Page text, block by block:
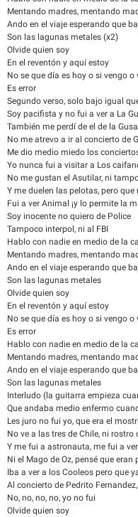
Mentando madres, mentando
Ando en el viaje esperando que
Son las lagunas metales (x2)
Olvide quien soy
En el reventón y aquí estoy
No se que día es hoy o si vengo o
Es error
Segundo verso, solo bajo igual
Soy pacifista y no fui a ver a La
También me perdí de el de la
No me atrevo a ir al concierto de
Me dio medio miedo los
Yo nunca fui a visitar a Los
No me gustan el Asutilar, ni
Y me duelen las pelotas, pero que
Fui a ver Animal ¡y lo permite la
Soy inocente no quiero de Police
Tampoco interpol, ni al FBI
Hablo con nadie en medio de la
Mentando madres, mentando
Ando en el viaje esperando que
Son las lagunas metales
Olvide quien soy
En el reventón y aquí estoy
No se que día es hoy o si vengo o
Es error
Hablo con nadie en medio de la
Mentando madres, mentando
Ando en el viaje esperando que
Son las lagunas metales
Interludo (la guitarra empieza
Que andaba medio enfermo
Les juro no fui yo, que era el
No ve a las tres de Chile, ni rostro
Y me fui a astronauta, me fui a
Ni el Mago de Oz, pensé que eran
Iba a ver a los Cooleos pero que
Al concierto de Pedrito
No, no, no, no, yo no fui
Olvide quien soy